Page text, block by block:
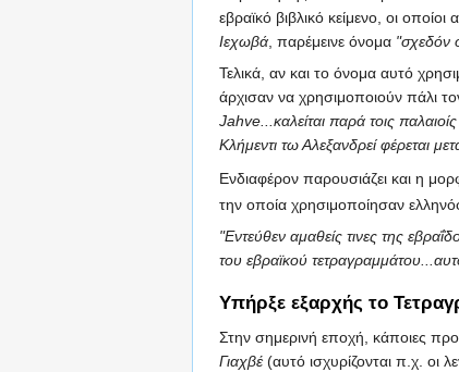
εβραϊκό βιβλικό κείμενο, οι
Ιεχωβά, παρέμεινε όνομα "σχεδόν
Τελικά, αν και το όνομα αυτό
άρχισαν να χρησιμοποιούν πάλι
Jahve...καλείται παρά τοις
Κλήμεντι τω Αλεξανδρεί φέρεται
Ενδιαφέρον παρουσιάζει και η
την οποία χρησιμοποίησαν
"Εντεύθεν αμαθείς τινες της
του εβραϊκού
Υπήρξε εξαρχής το
Στην σημερινή εποχή, κάποιες
Γιαχβέ (αυτό ισχυρίζονται π.χ. οι